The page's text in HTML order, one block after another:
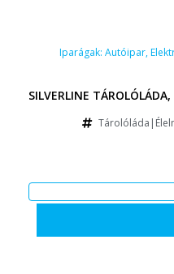
Iparágak: Autóipar,
SILVERLINE